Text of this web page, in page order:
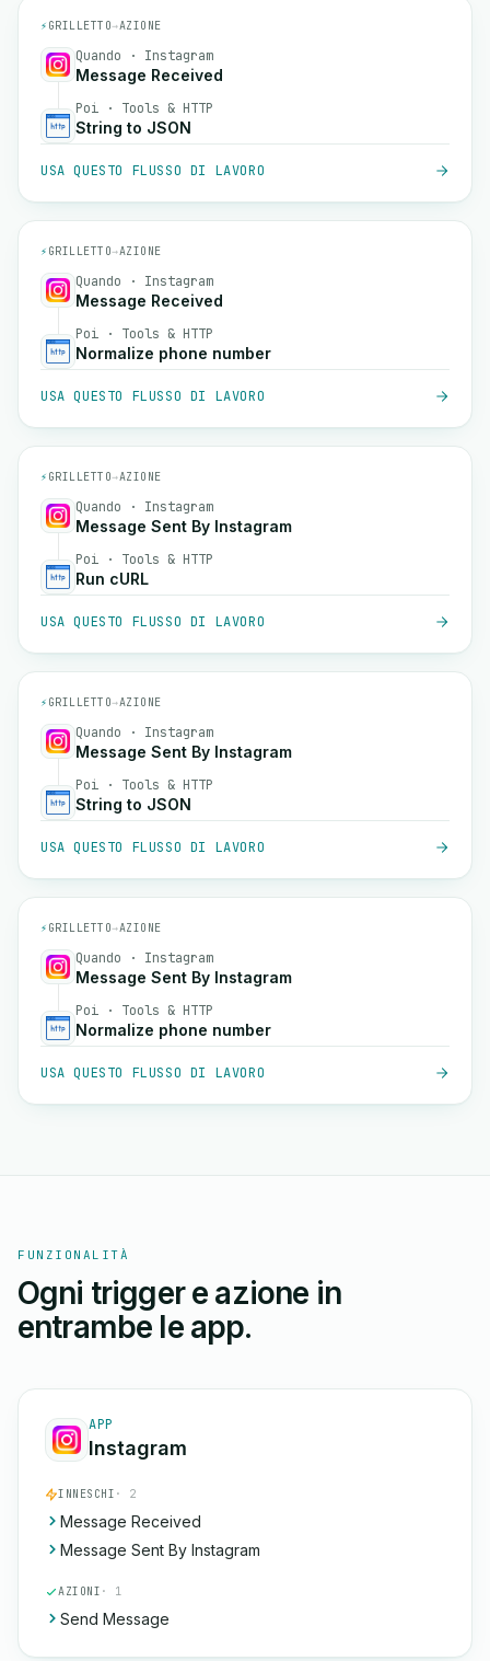
⚡ GRILLETTO→AZIONE
Quando · Instagram
Message Received
Poi · Tools & HTTP
String to JSON
USA QUESTO FLUSSO DI LAVORO
⚡ GRILLETTO→AZIONE
Quando · Instagram
Message Received
Poi · Tools & HTTP
Normalize phone number
USA QUESTO FLUSSO DI LAVORO
⚡ GRILLETTO→AZIONE
Quando · Instagram
Message Sent By Instagram
Poi · Tools & HTTP
Run cURL
USA QUESTO FLUSSO DI LAVORO
⚡ GRILLETTO→AZIONE
Quando · Instagram
Message Sent By Instagram
Poi · Tools & HTTP
String to JSON
USA QUESTO FLUSSO DI LAVORO
⚡ GRILLETTO→AZIONE
Quando · Instagram
Message Sent By Instagram
Poi · Tools & HTTP
Normalize phone number
USA QUESTO FLUSSO DI LAVORO
FUNZIONALITÀ
Ogni trigger e azione in
entrambe le app.
APP
Instagram
INNESCHI · 2
Message Received
Message Sent By Instagram
AZIONI · 1
Send Message